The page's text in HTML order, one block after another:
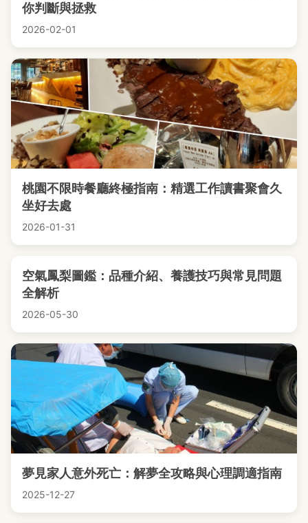
你判斷與拯救
2026-02-01
桃園不限時餐廳終極指南：精選工作讀書聚會久
坐好去處
2026-01-31
空氣鳳梨圖鑑：品種介紹、養護技巧與常見問題
全解析
2026-05-30
夢見家人意外死亡：解夢全攻略與心理調適指南
2025-12-27